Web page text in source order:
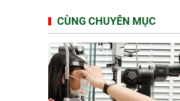
CÙNG CHUYÊN MỤC